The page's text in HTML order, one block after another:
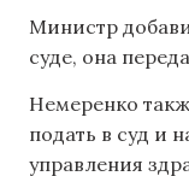
Министр
суде, она
Немеренко
подать в суд и
управления